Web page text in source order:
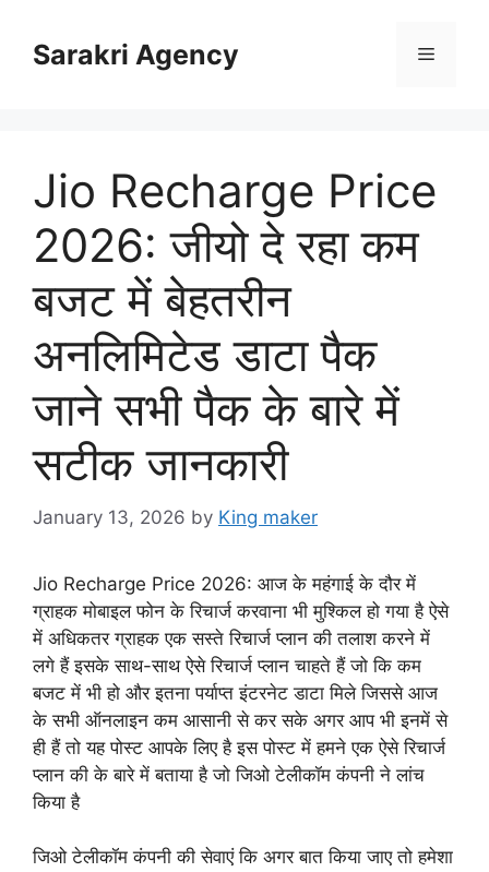
contentSarakri Agency Menu
Jio Recharge Price
2026: जीयो दे रहा कम
बजट में बेहतरीन
अनलिमिटेड डाटा पैक
जाने सभी पैक के बारे में
सटीक जानकारी
January 13, 2026 by King maker
Jio Recharge Price 2026: आज के महंगाई के दौर में
ग्राहक मोबाइल फोन के रिचार्ज करवाना भी मुश्किल हो गया है ऐसे
में अधिकतर ग्राहक एक सस्ते रिचार्ज प्लान की तलाश करने में
लगे हैं इसके साथ-साथ ऐसे रिचार्ज प्लान चाहते हैं जो कि कम
बजट में भी हो और इतना पर्याप्त इंटरनेट डाटा मिले जिससे आज
के सभी ऑनलाइन कम आसानी से कर सके अगर आप भी इनमें से
ही हैं तो यह पोस्ट आपके लिए है इस पोस्ट में हमने एक ऐसे रिचार्ज
प्लान की के बारे में बताया है जो जिओ टेलीकॉम कंपनी ने लांच
किया है
जिओ टेलीकॉम कंपनी की सेवाएं कि अगर बात किया जाए तो हमेशा